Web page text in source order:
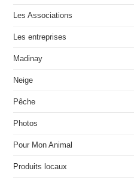
Les Associations
Les entreprises
Madinay
Neige
Pêche
Photos
Pour Mon Animal
Produits locaux